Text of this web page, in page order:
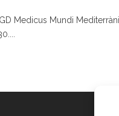
Medicus Mundi